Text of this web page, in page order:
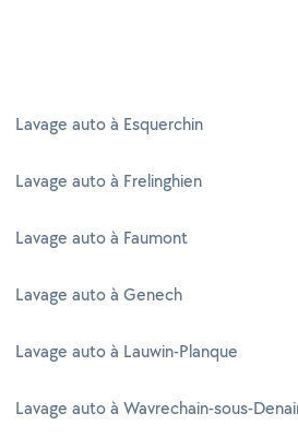
Lavage auto à Esquerchin
Lavage auto à Frelinghien
Lavage auto à Faumont
Lavage auto à Genech
Lavage auto à Lauwin-Planque
Lavage auto à Wavrechain-sous-